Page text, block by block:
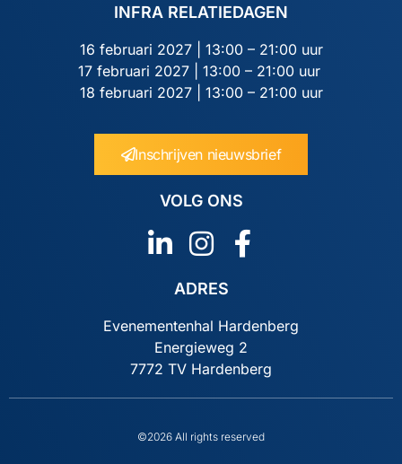
INFRA RELATIEDAGEN
16 februari 2027 | 13:00 – 21:00 uur
17 februari 2027 | 13:00 – 21:00 uur
18 februari 2027 | 13:00 – 21:00 uur
Inschrijven nieuwsbrief
VOLG ONS
ADRES
Evenementenhal Hardenberg
Energieweg 2
7772 TV Hardenberg
©2026 All rights reserved